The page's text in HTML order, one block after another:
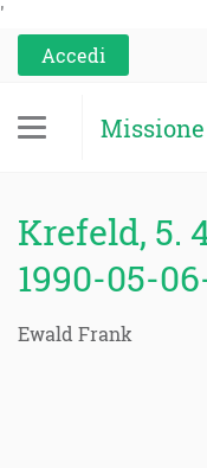
'
Accedi
Krefeld, 5.
1990-05-
Ewald Frank